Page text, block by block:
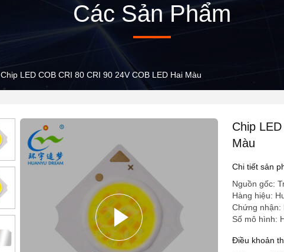
Các Sản Phẩm
Chip LED COB CRI 80 CRI 90 24V COB LED Hai Màu
Chip
Màu
Chi tiết sản
Nguồn gốc:
Hàng hiệu:
Chứng nhận:
Số mô hình:
Điều khoản